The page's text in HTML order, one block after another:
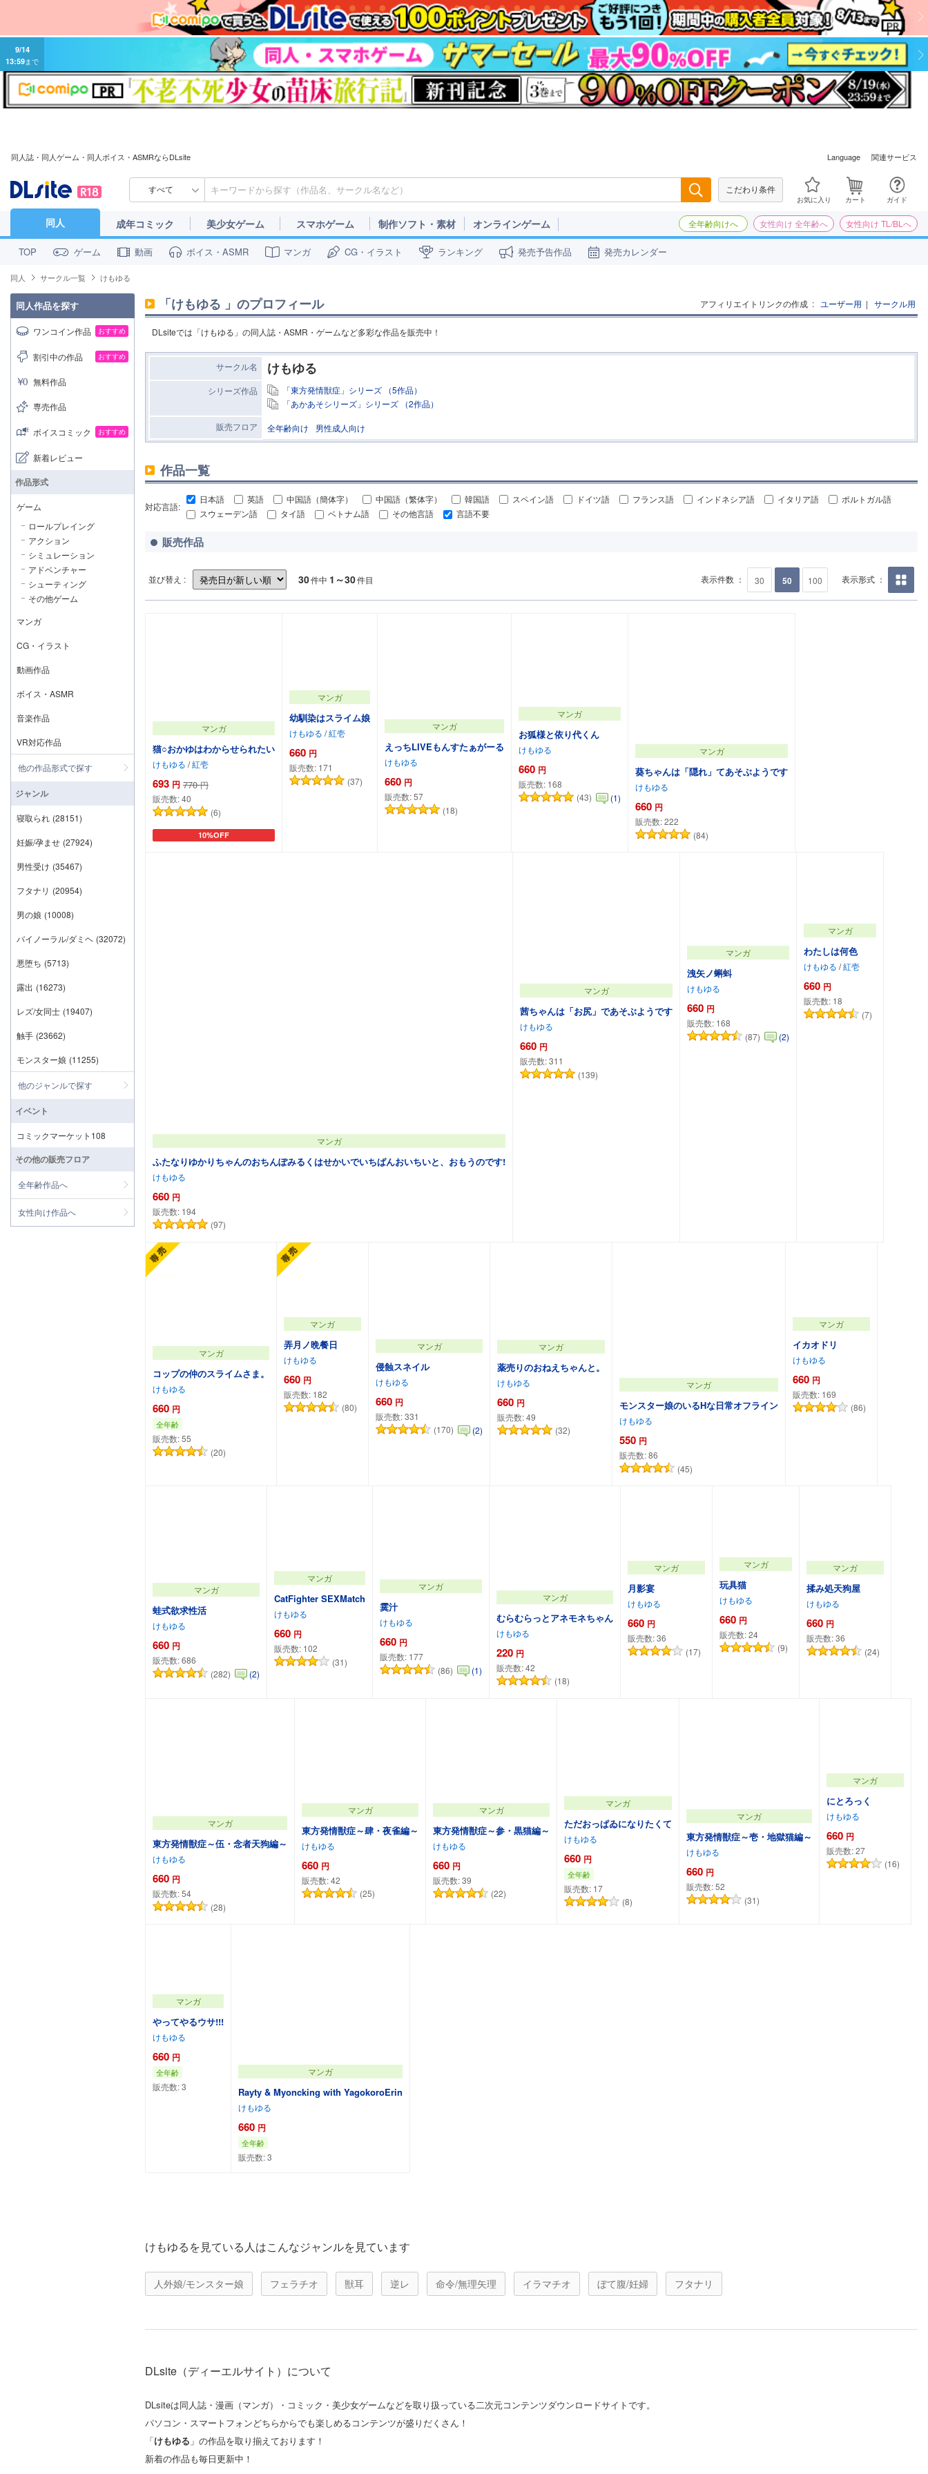
9/14
13:59まで
同人誌・同人ゲーム・同人ボイス・ASMRならDLsite Language 関連サービス
すべて こだわり条件
お気に入り カート ガイド
同人 成年コミック 美少女ゲーム スマホゲーム 制作ソフト・素材 オンラインゲーム 全年齢向けへ 女性向け 全年齢へ 女性向け TL/BLへ
TOP ゲーム 動画 ボイス・ASMR マンガ CG・イラスト ランキング 発売予告作品 発売カレンダー
同人 サークル一覧 けもゆる
「けもゆる 」のプロフィール アフィリエイトリンクの作成 : ユーザー用 | サークル用
DLsiteでは「けもゆる」の同人誌・ASMR・ゲームなど多彩な作品を販売中！
サークル名 けもゆる
シリーズ作品
「東方発情獣症」シリーズ （5作品）
「あかあそシリーズ」シリーズ （2作品）
販売フロア
全年齢向け 男性成人向け
作品一覧
対応言語:
日本語 英語 中国語（簡体字） 中国語（繁体字） 韓国語 スペイン語 ドイツ語 フランス語 インドネシア語 イタリア語
ポルトガル語
スウェーデン語
タイ語 ベトナム語 その他言語 言語不要
販売作品
並び替え : 30件中 1～30件目
表示形式 ：
画像の
30 50 100
表示件数 ：
マンガ
猫○おかゆはわからせられたい
けもゆる /紅壱
693 円 770 円
販売数:40
(6)
10%OFF
カートに追加
マンガ
幼馴染はスライム娘
けもゆる /紅壱
660 円
販売数: 171
(37)
マンガ
えっちLIVEもんすたぁがーる
けもゆる
660 円
販売数:57
(18)
マンガ
お狐様と依り代くん
けもゆる
660 円
販売数: 168
(43)
(1)
マンガ
葵ちゃんは「隠れ」てあそぶようです
けもゆる
660 円
販売数:222
(84)
カートに追加
マンガ
ふたなりゆかりちゃんのおちんぽみるくはせかいでいちばんおいちいと、おもうのです!
けもゆる
660 円
販売数: 194
(97)
マンガ
茜ちゃんは「お尻」であそぶようです
けもゆる
660 円
販売数:311
(139)
マンガ
洩矢ノ蝌蚪
けもゆる
660 円
販売数: 168
(87)
(2)
マンガ
わたしは何色
けもゆる /紅壱
660 円
販売数: 18
(7)
マンガ
コップの仲のスライムさま。
けもゆる
660 円
全年齢
販売数:55
(20)
マンガ
弄月ノ晩餐日
けもゆる
660 円
販売数: 182
(80)
マンガ
侵蝕スネイル
けもゆる
660 円
販売数:331
(170)
(2)
マンガ
薬売りのおねえちゃんと。
けもゆる
660 円
販売数:49
(32)
マンガ
モンスター娘のいるHな日常オフライン
けもゆる
550 円
販売数:86
(45)
カートに追加
マンガ
イカオドリ
けもゆる
660 円
販売数: 169
(86)
マンガ
蛙式欲求性活
けもゆる
660 円
販売数:686
(282)
(2)
マンガ
CatFighter SEXMatch
けもゆる
660 円
販売数: 102
(31)
マンガ
霙汁
けもゆる
660 円
販売数: 177
(86)
(1)
マンガ
むらむらっとアネモネちゃん
けもゆる
220 円
販売数:42
(18)
カートに追加
マンガ
月影宴
けもゆる
660 円
販売数:36
(17)
マンガ
玩具猫
けもゆる
660 円
販売数:24
(9)
マンガ
揉み処天狗屋
けもゆる
660 円
販売数:36
(24)
マンガ
東方発情獣症～伍・念者天狗編～
けもゆる
660 円
販売数:54
(28)
カートに追加
マンガ
東方発情獣症～肆・夜雀編～
けもゆる
660 円
販売数:42
(25)
マンガ
東方発情獣症～参・黒猫編～
けもゆる
660 円
販売数:39
(22)
マンガ
ただおっぱゐになりたくて
けもゆる
660 円
全年齢
販売数: 17
(8)
カートに追加
マンガ
東方発情獣症～壱・地獄猫編～
けもゆる
660 円
販売数:52
(31)
マンガ
にとろっく
けもゆる
660 円
販売数:27
(16)
マンガ
やってやるウサ!!!
けもゆる
660 円
全年齢
販売数:3
マンガ
Rayty & Myoncking with YagokoroErin
けもゆる
660 円
全年齢
販売数:3
けもゆるを見ている人はこんなジャンルを見ています
人外娘/モンスター娘 フェラチオ 獣耳 逆レ 命令/無理矢理 イラマチオ ぼて腹/妊婦 フタナリ
DLsite（ディーエルサイト）について
DLsiteは同人誌・漫画（マンガ）・コミック・美少女ゲームなどを取り扱っている二次元コンテンツダウンロードサイトです。
パソコン・スマートフォンどちらからでも楽しめるコンテンツが盛りだくさん！
「けもゆる 」の作品を取り揃えております！
新着の作品も毎日更新中！
同人作品を探す
ワンコイン作品 おすすめ
割引中の作品 おすすめ
無料作品
専売作品
ボイスコミック おすすめ
新着レビュー
作品形式
ゲーム
ロールプレイング
アクション
シミュレーション
アドベンチャー
シューティング
その他ゲーム
マンガ
CG・イラスト
動画作品
ボイス・ASMR
音楽作品
VR対応作品
他の作品形式で探す
ジャンル
寝取られ (28151)
妊娠/孕ませ (27924)
男性受け (35467)
フタナリ (20954)
男の娘 (10008)
バイノーラル/ダミヘ (32072)
悪堕ち (5713)
露出 (16273)
レズ/女同士 (19407)
触手 (23662)
モンスター娘 (11255)
他のジャンルで探す
イベント
コミックマーケット108
その他の販売フロア
全年齢作品へ
女性向け作品へ